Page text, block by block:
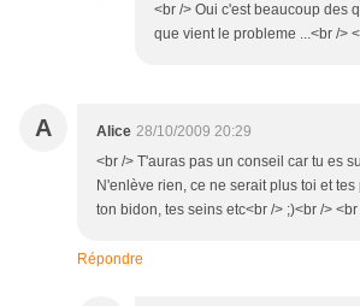
<br /> Oui c'est beaucoup des
que vient le probleme ...<br />
A Alice 28/10/2009 20:29
<br /> T'auras pas un conseil car tu es
N'enlève rien, ce ne serait plus toi et
ton bidon, tes seins etc<br /> ;)<br /> <br
Répondre